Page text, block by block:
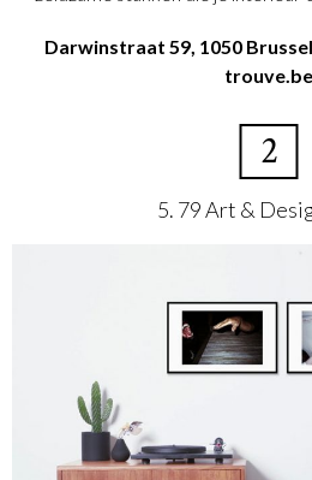
Darwinstraat 59, 1050 Brussel.
trouve.be
2
5. 79 Art &